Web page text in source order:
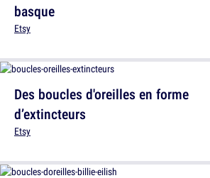
basque
Etsy
Des boucles d'oreilles en forme
d’extincteurs
Etsy